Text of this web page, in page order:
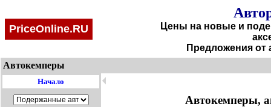
PriceOnline.RU
Цены на новые и
Предложения от
Автокемперы
Начало 🞀
Автокемперы,